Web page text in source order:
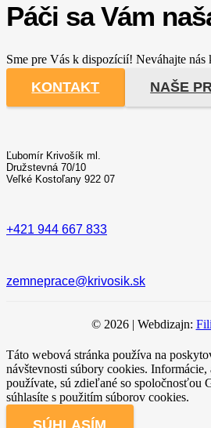
Páči sa Vám
Sme pre Vás k dispozícií! Neváhajte nás
KONTAKT NAŠE
Ľubomír Krivošík ml.
Družstevná 70/10
Veľké Kostoľany 922 07
+421 944 667 833
zemneprace@krivosik.sk
© 2026 | Webdizajn:
Táto webová stránka používa na
návštevnosti súbory cookies.
používate, sú zdieľané so spoločnosťou
súhlasíte s použitím súborov cookies.